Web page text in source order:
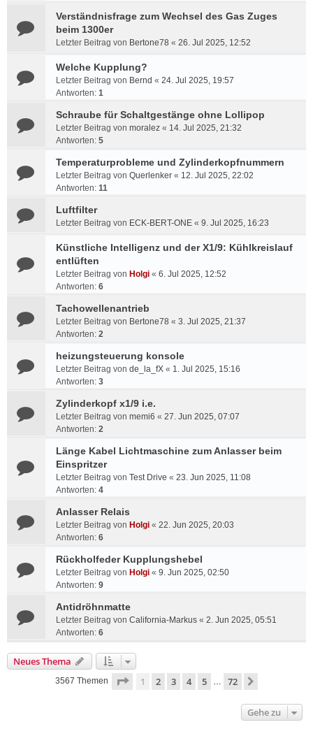
Verständnisfrage zum Wechsel des Gas Zuges
beim 1300er
Letzter Beitrag von Bertone78 « 26. Jul 2025, 12:52
Welche Kupplung?
Letzter Beitrag von Bernd « 24. Jul 2025, 19:57
Antworten: 1
Schraube für Schaltgestänge ohne Lollipop
Letzter Beitrag von moralez « 14. Jul 2025, 21:32
Antworten: 5
Temperaturprobleme und Zylinderkopfnummern
Letzter Beitrag von Querlenker « 12. Jul 2025, 22:02
Antworten: 11
Luftfilter
Letzter Beitrag von ECK-BERT-ONE « 9. Jul 2025, 16:23
Künstliche Intelligenz und der X1/9: Kühlkreislauf
entlüften
Letzter Beitrag von Holgi « 6. Jul 2025, 12:52
Antworten: 6
Tachowellenantrieb
Letzter Beitrag von Bertone78 « 3. Jul 2025, 21:37
Antworten: 2
heizungsteuerung konsole
Letzter Beitrag von de_la_fX « 1. Jul 2025, 15:16
Antworten: 3
Zylinderkopf x1/9 i.e.
Letzter Beitrag von memi6 « 27. Jun 2025, 07:07
Antworten: 2
Länge Kabel Lichtmaschine zum Anlasser beim
Einspritzer
Letzter Beitrag von Test Drive « 23. Jun 2025, 11:08
Antworten: 4
Anlasser Relais
Letzter Beitrag von Holgi « 22. Jun 2025, 20:03
Antworten: 6
Rückholfeder Kupplungshebel
Letzter Beitrag von Holgi « 9. Jun 2025, 02:50
Antworten: 9
Antidröhnmatte
Letzter Beitrag von California-Markus « 2. Jun 2025, 05:51
Antworten: 6
Neues Thema
3567 Themen Seite 1von 72
1 2 3 4 5 … 72
Gehe zu